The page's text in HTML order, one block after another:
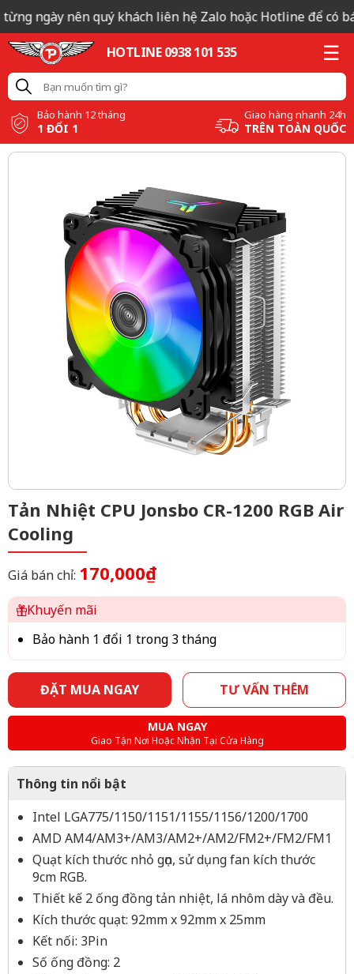
ngày nên quý khách liên hệ Zalo hoặc Hotline để có
HOTLINE 0938 101 535
Bảo hành 12 tháng
1 ĐỔI 1
Giao hàng nhanh 24h
TRÊN TOÀN QUỐC
Tản Nhiệt CPU Jonsbo CR-1200 RGB Air
Cooling
Giá bán chỉ: 170,000₫
Khuyến mãi
Bảo hành 1 đổi 1 trong 3 tháng
ĐẶT MUA NGAY TƯ VẤN THÊM
MUA NGAY
Giao Tận Nơi Hoặc Nhận Tại Cửa Hàng
Thông tin nổi bật
Intel LGA775/1150/1151/1155/1156/1200/1700
AMD AM4/AM3+/AM3/AM2+/AM2/FM2+/FM2/FM1
Quạt kích thước nhỏ gọn, sử dụng fan kích thước
9cm RGB.
Thiết kế 2 ống đồng tản nhiệt, lá nhôm dày và đều.
Kích thước quạt: 92mm x 92mm x 25mm
Kết nối: 3Pin
Số ống đồng: 2